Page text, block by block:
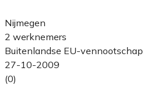
Nijmegen
2 werknemers
Buitenlandse EU-vennootschap
27-10-2009
(0)